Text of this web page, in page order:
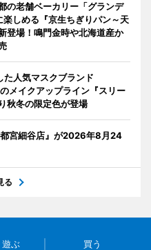
の老舗ベーカリー「グランデ
しめる『京生ちぎりパン～天
登場！鳴門金時や北海道産か
人気マスクブランド
メイクアップライン『スリー
秋冬の限定色が登場
都宮細谷店』が2026年8月24
る
遊ぶ 買う